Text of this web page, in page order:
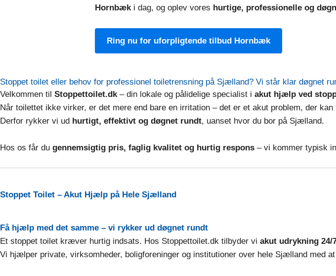
Hornbæki dag, og oplev vores hurtige, professionelle og
Ring nu for uforpligtende tilbud Hornbæk
Stoppet toilet eller behov for professionel toiletrensning på Sjælland? Vi står klar døgnet
Velkommen til Stoppettoilet.dk – din lokale og pålidelige specialist i akut hjælp ved
Når toilettet ikke virker, er det mere end bare en irritation – det er et akut problem, der kan
Derfor rykker vi ud hurtigt, effektivt og døgnet rundt, uanset hvor du bor på Sjælland.
Hos os får du gennemsigtig pris, faglig kvalitet og hurtig respons – vi kommer typisk
Stoppet Toilet – Akut Hjælp på Hele Sjælland
Få hjælp med det samme – vi rykker ud døgnet rundt
Et stoppet toilet kræver hurtig indsats. Hos Stoppettoilet.dk tilbyder vi akut udrykning 24/
Vi hjælper private, virksomheder, boligforeninger og institutioner over hele Sjælland med at